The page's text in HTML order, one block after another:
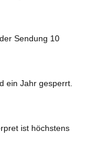
Sendung 10
ein Jahr gesperrt.
ist höchstens